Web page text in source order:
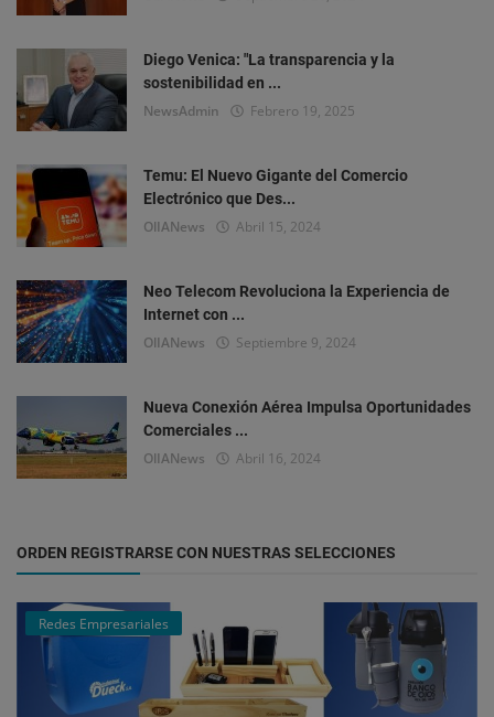
Diego Venica: "La transparencia y la
sostenibilidad en ...
NewsAdmin Febrero 19, 2025
Temu: El Nuevo Gigante del Comercio
Electrónico que Des...
OlIANews Abril 15, 2024
Neo Telecom Revoluciona la Experiencia de
Internet con ...
OlIANews Septiembre 9, 2024
Nueva Conexión Aérea Impulsa Oportunidades
Comerciales ...
OlIANews Abril 16, 2024
ORDEN REGISTRARSE CON NUESTRAS SELECCIONES
Redes Empresariales